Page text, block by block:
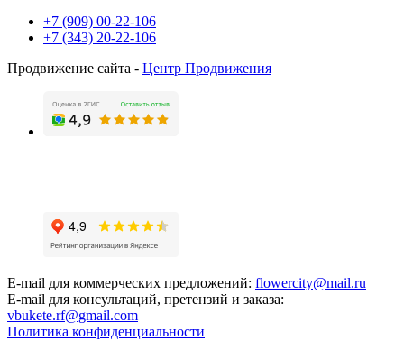
+7 (909) 00-22-106
+7 (343) 20-22-106
Продвижение сайта - Центр Продвижения
E-mail для коммерческих предложений: flowercity@mail.ru
E-mail для консультаций, претензий и заказа:
vbukete.rf@gmail.com
Политика конфиденциальности